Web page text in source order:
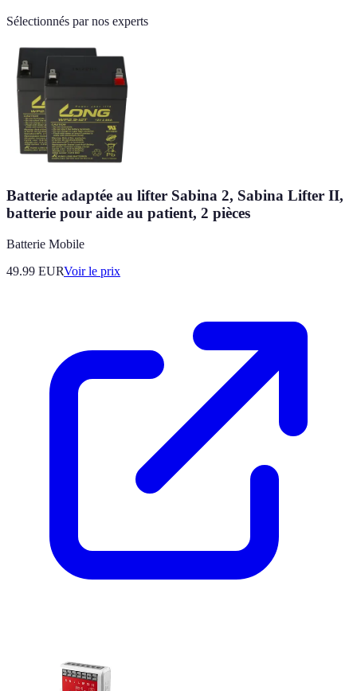
Sélectionnés par nos experts
Batterie adaptée au lifter Sabina 2, Sabina Lifter II,
batterie pour aide au patient, 2 pièces
Batterie Mobile
49.99 EURVoir le prix